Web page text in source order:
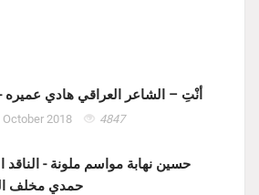
أنْتِ – الشاعر العراقي هادي عميره -
October 2018 4847
حسين نهابة مواسم ملونة - الناقد
حمدي مخلف